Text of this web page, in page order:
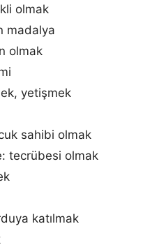
olmak
madalya
olmak
yetişmek
sahibi olmak
tecrübesi olmak
katılmak